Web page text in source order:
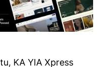
KA YIA Xpress